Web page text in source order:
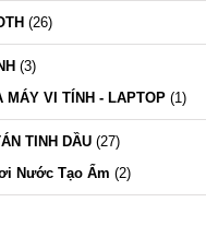
(26)
(3)
MÁY VI TÍNH - LAPTOP (1)
TINH DẦU (27)
Nước Tạo Ẩm (2)